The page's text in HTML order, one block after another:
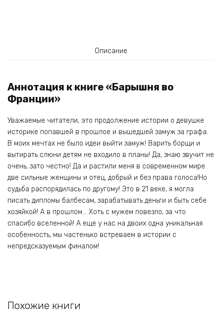
Описание
Аннотация к книге «Барышня во
Франции»
Уважаемые читатели, это продолжение истории о девушке
историке попавшей в прошлое и вышедшей замуж за графа.
В моих мечтах не было идеи выйти замуж! Варить борщи и
вытирать слюни детям не входило в планы! Да, знаю звучит не
очень, зато честно! Да и растили меня в современном мире
две сильные женщины и отец, добрый и без права голоса!Но
судьба распорядилась по другому! Это в 21 веке, я могла
писать дипломы балбесам, зарабатывать деньги и быть себе
хозяйкой! А в прошлом… Хоть с мужем повезло, за что
спасибо вселенной! А еще у нас на двоих одна уникальная
особенность, мы частенько встреваем в истории с
непредсказуемым финалом!
Похожие книги